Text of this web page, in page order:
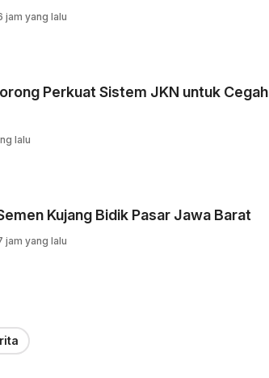
jam yang lalu
Perkuat Sistem JKN untuk Cegah
lalu
Kujang Bidik Pasar Jawa Barat
jam yang lalu